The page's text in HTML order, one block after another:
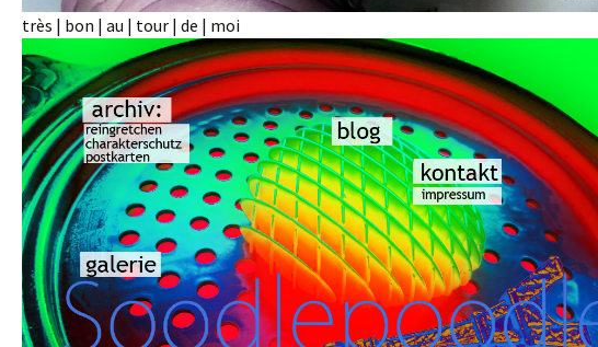
très | bon | au | tour | de | moi